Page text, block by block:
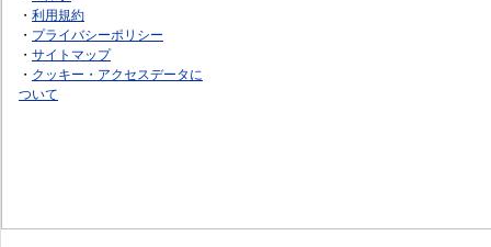
・ 利用規約
・ プライバシーポリシー
・ サイトマップ
・ クッキー・アクセスデータに
ついて